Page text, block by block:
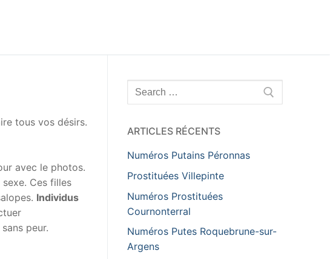
tous vos désirs.
avec le photos.
Ces filles
Individus
peur.
Rechercher
:
ARTICLES RÉCENTS
Numéros Putains Péronnas
Prostituées Villepinte
Numéros Prostituées
Cournonterral
Numéros Putes Roquebrune-sur-
Argens